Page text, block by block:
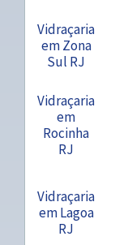
Vidraçaria
em Zona
Sul RJ
Vidraçaria
em
Rocinha
RJ
Vidraçaria
em Lagoa
RJ